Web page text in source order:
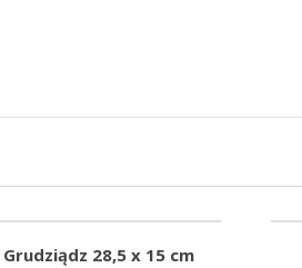
28,5 x 15 cm